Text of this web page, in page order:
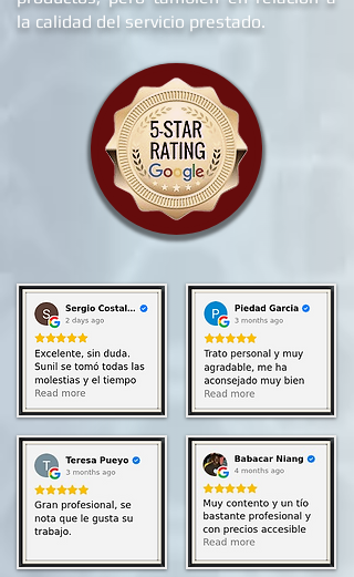
de sus testimonios acerca de los
productos, pero también en relación a
la calidad del servicio prestado.